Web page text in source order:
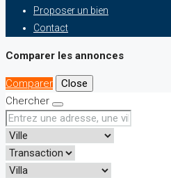
Proposer un bien
Contact
Comparer les annonces
Comparer
Close
Chercher